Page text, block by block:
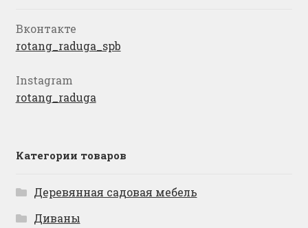
Вконтакте
rotang_raduga_spb
Instagram
rotang_raduga
Категории товаров
Деревянная садовая мебель
Диваны